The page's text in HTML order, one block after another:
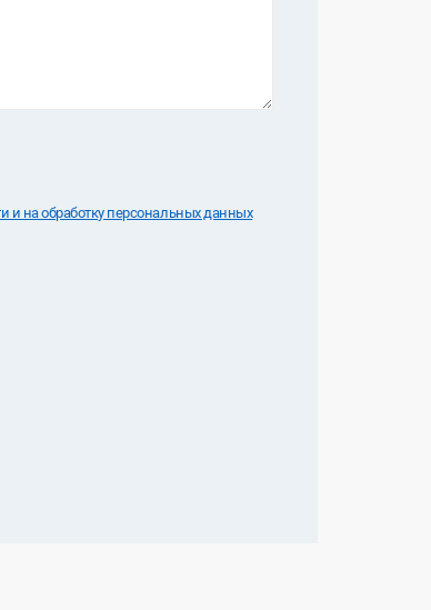
и на обработку персональных данных